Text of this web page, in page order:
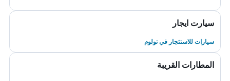
سيارت ايجار
سيارات للاستئجار في تولوم
المطارات القريبة